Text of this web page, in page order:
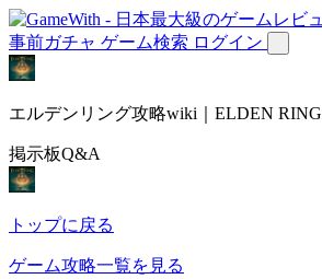
事前ガチャ ゲーム検索 ログイン
エルデンリング攻略wiki｜ELDEN RING
掲示板Q&A
トップに戻る
ゲーム攻略一覧を見る